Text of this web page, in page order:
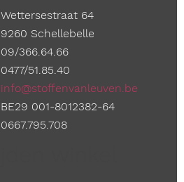
Wettersestraat 64
9260 Schellebelle
09/366.64.66
0477/51.85.40
info@stoffenvanleuven.be
BE29 001-8012382-64
0667.795.708